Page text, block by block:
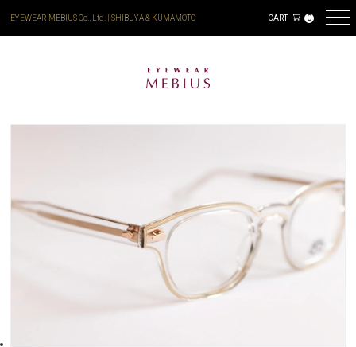
EYEWEAR MEBIUS Co., Ltd. | SHIBUYA & KUMAMOTO CART 0